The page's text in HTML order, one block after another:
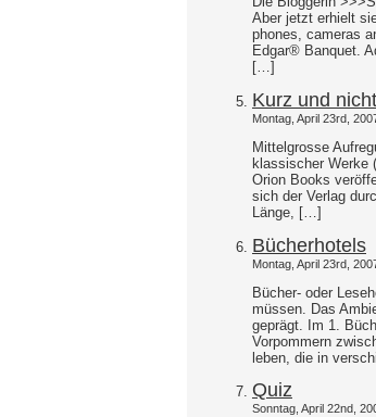
Aber jetzt erhielt
phones, cameras
Edgar® Banquet.
[…]
Kurz und
Montag, April 23rd,
Mittelgrosse
klassischer Werke
Orion Books
sich der Verlag
Länge, […]
Bücherhotels
Montag, April 23rd,
Bücher- oder
müssen. Das
geprägt. Im 1.
Vorpommern
leben, die in
Quiz
Sonntag, April 22nd,